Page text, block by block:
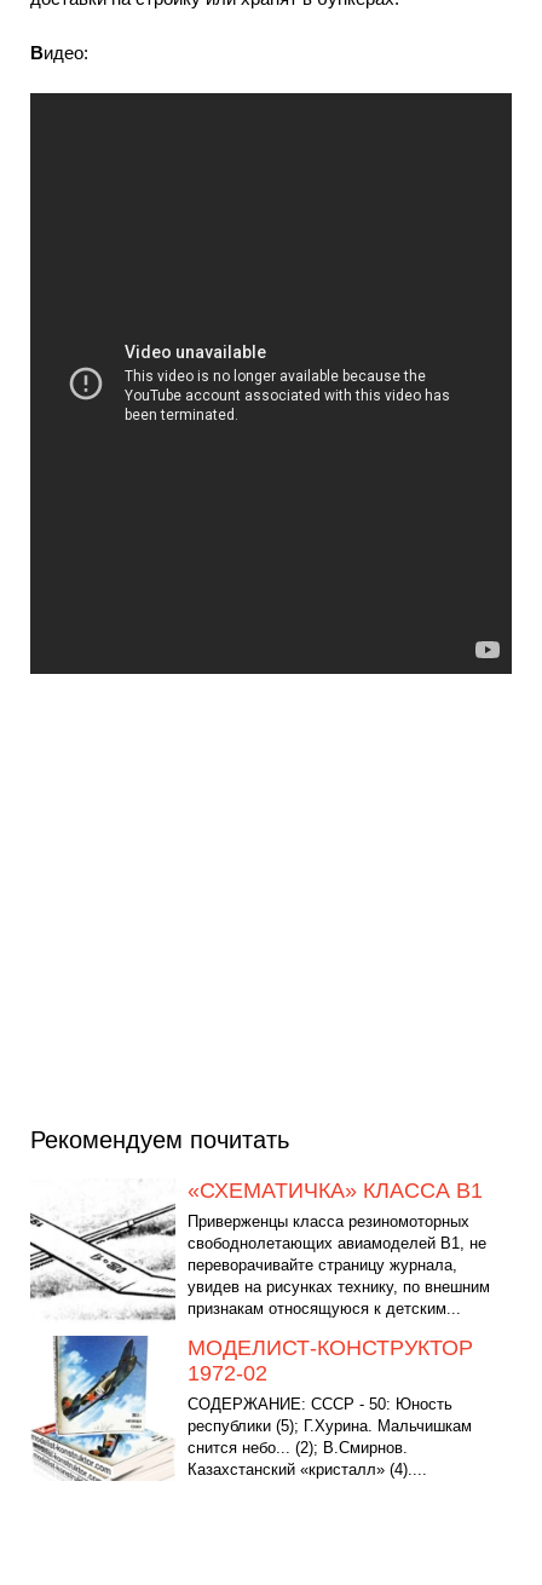
Видео:
Рекомендуем почитать
«СХЕМАТИЧКА» КЛАССА В1
Приверженцы класса резиномоторных
свободнолетающих авиамоделей В1, не
переворачивайте страницу журнала,
увидев на рисунках технику, по внешним
признакам относящуюся к детским...
МОДЕЛИСТ-КОНСТРУКТОР
1972-02
СОДЕРЖАНИЕ: СССР - 50: Юность
республики (5); Г.Хурина. Мальчишкам
снится небо... (2); В.Смирнов.
Казахстанский «кристалл» (4)....